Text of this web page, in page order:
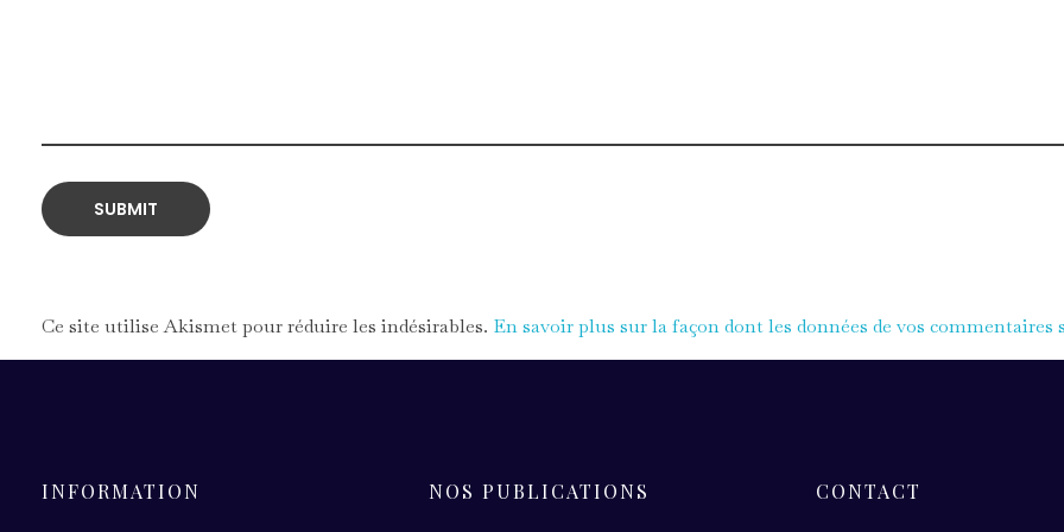
Ce site utilise Akismet pour réduire les indésirables. En savoir plus sur la façon dont les données de vos commentaires
INFORMATION NOS PUBLICATIONS CONTACT